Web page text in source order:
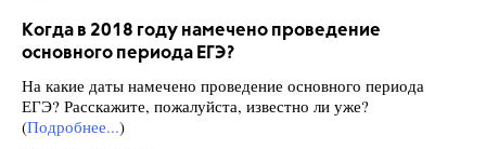
Когда в 2018 году намечено проведение
основного периода ЕГЭ?
На какие даты намечено проведение основного периода
ЕГЭ? Расскажите, пожалуйста, известно ли уже?
(Подробнее...)